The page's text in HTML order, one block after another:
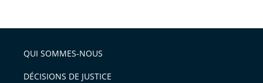
arriver
après
l'article
pour
QUI SOMMES-NOUS
DÉCISIONS DE JUSTICE